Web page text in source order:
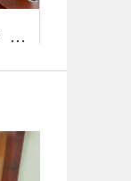
itc为深圳市盐田区“一体两翼”智慧教育建设加油助威！